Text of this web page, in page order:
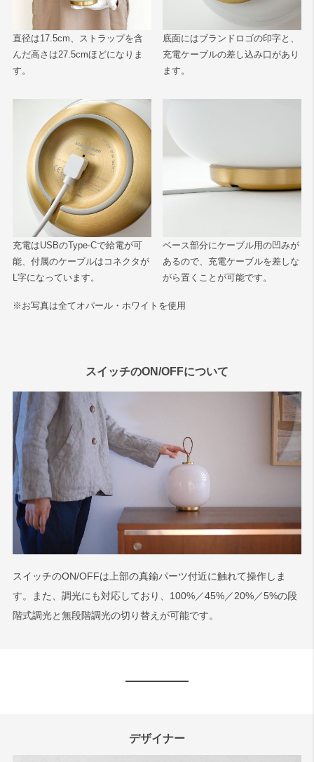
直径は17.5cm、ストラップを含
んだ高さは27.5cmほどになりま
す。
底面にはブランドロゴの印字と、
充電ケーブルの差し込み口があり
ます。
充電はUSBのType-Cで給電が可
能、付属のケーブルはコネクタが
L字になっています。
ベース部分にケーブル用の凹みが
あるので、充電ケーブルを差しな
がら置くことが可能です。
※お写真は全てオパール・ホワイトを使用
スイッチのON/OFFについて
スイッチのON/OFFは上部の真鍮パーツ付近に触れて操作しま
す。また、調光にも対応しており、100%／45%／20%／5%の段
階式調光と無段階調光の切り替えが可能です。
デザイナー